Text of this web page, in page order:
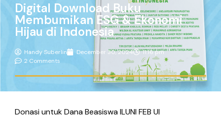
Digital Download Buku
Membumikan ESG & Ekonomi
Hijau di Indonesia
Handy Suberlin December 30, 2024
11:16 pm
2 Comments
Donasi untuk Dana Beasiswa ILUNI FEB UI